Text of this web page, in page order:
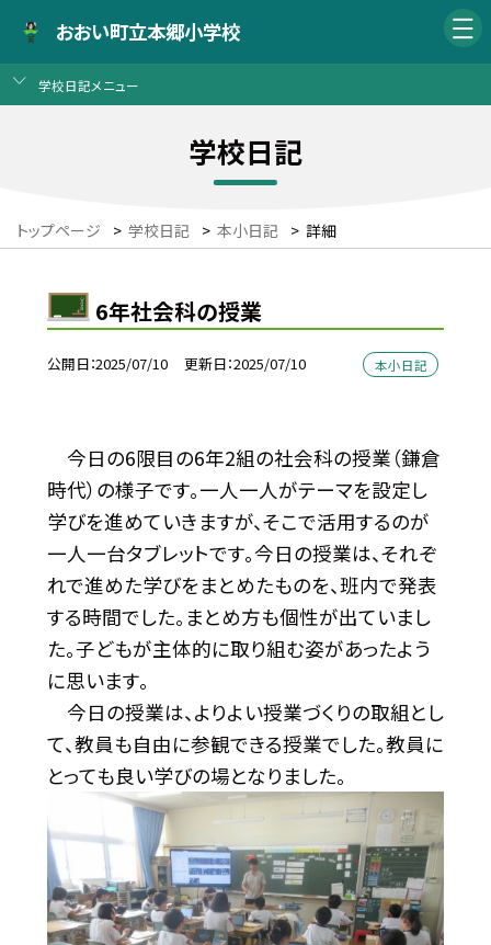
おおい町立本郷小学校
学校日記メニュー
学校日記
トップページ > 学校日記 > 本小日記 > 詳細
6年社会科の授業
公開日 2025/07/10 更新日 2025/07/10 本小日記
今日の6限目の6年2組の社会科の授業（鎌倉
時代）の様子です。一人一人がテーマを設定し
学びを進めていきますが、そこで活用するのが
一人一台タブレットです。今日の授業は、それぞ
れで進めた学びをまとめたものを、班内で発表
する時間でした。まとめ方も個性が出ていまし
た。子どもが主体的に取り組む姿があったよう
に思います。
今日の授業は、よりよい授業づくりの取組とし
て、教員も自由に参観できる授業でした。教員に
とっても良い学びの場となりました。